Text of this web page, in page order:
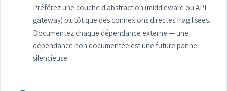
Préférez une couche d'abstraction (middleware ou API
gateway) plutôt que des connexions directes fragilisées.
Documentez chaque dépendance externe — une
dépendance non documentée est une future panne
silencieuse.